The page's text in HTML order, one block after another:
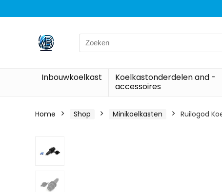
Search
for:
Inbouwkoelkast
Koelkastonderdelen and -
accessoires
Home Shop Minikoelkasten Ruilogod